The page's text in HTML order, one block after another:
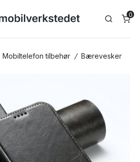
Search
0
Mobiltelefon tilbehør / Bærevesker